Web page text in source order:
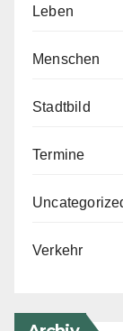
Leben
Menschen
Stadtbild
Termine
Verkehr